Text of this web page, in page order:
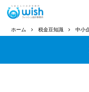
ホーム 税金豆知識 中小